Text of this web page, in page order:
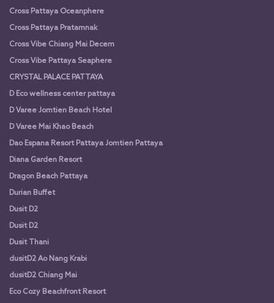
Cross Pattaya Oceanphere
Cross Pattaya Pratamnak
Cross Vibe Chiang Mai Decem
Cross Vibe Pattaya Seaphere
CRYSTAL PALACE PATTAYA
D Eco wellness center pattaya
D Varee Jomtien Beach Hotel
D Varee Mai Khao Beach
Dao Espana Resort Pattaya Jomtien Pattaya
Diana Garden Resort
Dragon Beach Pattaya
Durian Buffet
Dusit D2
Dusit D2
Dusit Thani
dusitD2 Ao Nang Krabi
dusitD2 Chiang Mai
Eco Cozy Beachfront Resort